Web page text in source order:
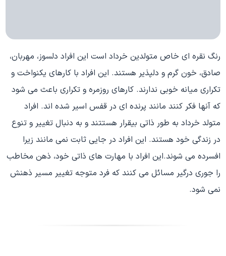
رنگ نقره ای خاص متولدین خرداد است این افراد دلسوز، مهربان،
صادق، خون گرم و دلپذیر هستند. این افراد با کارهای یکنواخت و
تکراری میانه خوبی ندارند. کارهای روزمره و تکراری باعث می شود
که آنها فکر کنند مانند پرنده ای در قفس اسیر شده اند. افراد
متولد خرداد به طور ذاتی بیقرار هستتند و به دنبال تغییر و تنوع
در زندگی خود هستند. این افراد در جایی ثابت نمی مانند زیرا
افسرده می شوند.این افراد با مهارت های ذاتی خود، ذهن مخاطب
را جوری درگیر مسائل می کنند که فرد متوجه تغییر مسیر ذهنش
نمی شود.